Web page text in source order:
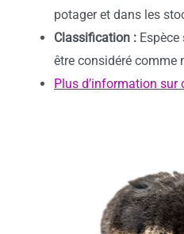
potager et dans les
Classification :
être considéré comme
Plus d’information sur